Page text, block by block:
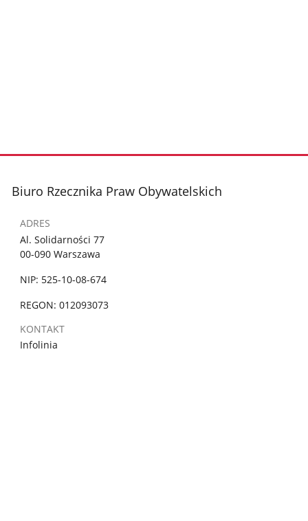
Biuro Rzecznika Praw Obywatelskich
ADRES
Al. Solidarności 77
00-090 Warszawa
NIP: 525-10-08-674
REGON: 012093073
KONTAKT
Infolinia